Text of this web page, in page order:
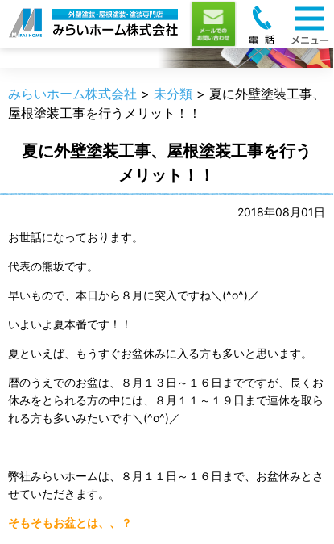
職人のうんちく
みらいホーム株式会社 > 未分類 > 夏に外壁塗装工事、
屋根塗装工事を行うメリット！！
夏に外壁塗装工事、屋根塗装工事を行う
メリット！！
2018年08月01日
お世話になっております。
代表の熊坂です。
早いもので、本日から８月に突入ですね＼(^o^)／
いよいよ夏本番です！！
夏といえば、もうすぐお盆休みに入る方も多いと思います。
暦のうえでのお盆は、８月１３日～１６日までですが、長くお
休みをとられる方の中には、８月１１～１９日まで連休を取ら
れる方も多いみたいです＼(^o^)／
弊社みらいホームは、８月１１日～１６日まで、お盆休みとさ
せていただきます。
そもそもお盆とは、、？